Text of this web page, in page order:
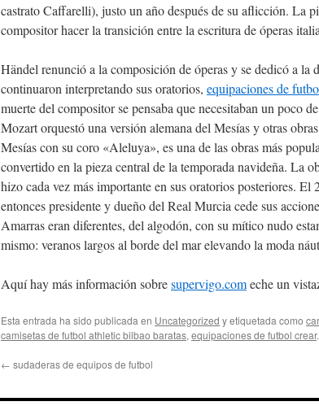
castrato Caffarelli), justo un año después de su aflicción. La
compositor hacer la transición entre la escritura de óperas
Händel renunció a la composición de óperas y se dedicó a la
continuaron interpretando sus oratorios, equipaciones de
muerte del compositor se pensaba que necesitaban un poco
Mozart orquestó una versión alemana del Mesías y otras
Mesías con su coro «Aleluya», es una de las obras más
convertido en la pieza central de la temporada navideña. La
hizo cada vez más importante en sus oratorios posteriores. El
entonces presidente y dueño del Real Murcia cede sus
Amarras eran diferentes, del algodón, con su mítico nudo
mismo: veranos largos al borde del mar elevando la moda
Aquí hay más información sobresupervigo.comeche un
Esta entrada ha sido publicada en Uncategorized y etiquetada como
camisetas de futbol athletic bilbao baratas, equipaciones de futbol crear
← sudaderas de equipos de futbol